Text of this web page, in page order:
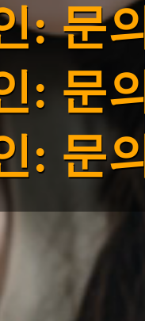
: 문의
: 문의
: 문의